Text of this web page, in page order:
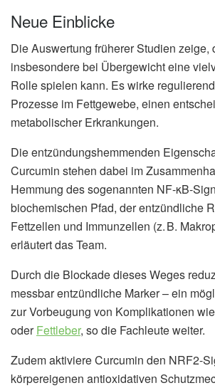
Neue Einblicke
Die Auswertung früherer Studien zeige,
insbesondere bei Übergewicht eine
Rolle spielen kann. Es wirke
Prozesse im Fettgewebe, einen
metabolischer Erkrankungen.
Die entzündungshemmenden
Curcumin stehen dabei im
Hemmung des sogenannten NF-κB-
biochemischen Pfad, der entzündliche
Fettzellen und Immunzellen (z. B.
erläutert das Team.
Durch die Blockade dieses Weges
messbar entzündliche Marker – ein
zur Vorbeugung von Komplikationen
oderFettleber, so die Fachleute weiter.
Zudem aktiviere Curcumin den NRF2-
körpereigenen antioxidativen